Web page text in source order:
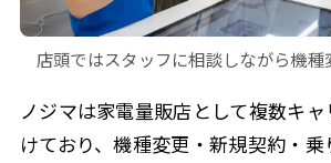
店頭ではスタッフに相談しながら機種
ノジマは家電量販店として複数キ
けており、機種変更・新規契約・